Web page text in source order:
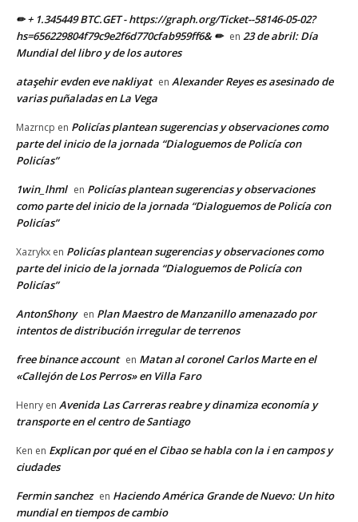
✏ + 1.345449 BTC.GET - https://graph.org/Ticket--58146-05-02?
hs=656229804f79c9e2f6d770cfab959ff6& ✏ en 23 de abril: Día
Mundial del libro y de los autores
ataşehir evden eve nakliyat en Alexander Reyes es asesinado de
varias puñaladas en La Vega
Mazrncp en Policías plantean sugerencias y observaciones como
parte del inicio de la jornada “Dialoguemos de Policía con
Policías”
1win_lhml en Policías plantean sugerencias y observaciones
como parte del inicio de la jornada “Dialoguemos de Policía con
Policías”
Xazrykx en Policías plantean sugerencias y observaciones como
parte del inicio de la jornada “Dialoguemos de Policía con
Policías”
AntonShony en Plan Maestro de Manzanillo amenazado por
intentos de distribución irregular de terrenos
free binance account en Matan al coronel Carlos Marte en el
«Callejón de Los Perros» en Villa Faro
Henry en Avenida Las Carreras reabre y dinamiza economía y
transporte en el centro de Santiago
Ken en Explican por qué en el Cibao se habla con la i en campos y
ciudades
Fermin sanchez en Haciendo América Grande de Nuevo: Un hito
mundial en tiempos de cambio